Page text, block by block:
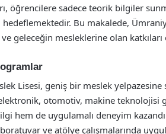
öğrencilere sadece teorik bilgiler
hedeflemektedir. Bu makalede,
geleceğin mesleklerine olan katkıları
Lisesi, geniş bir meslek
otomotiv, makine teknolojisi
hem de uygulamalı deneyim
ve atölye çalışmalarında